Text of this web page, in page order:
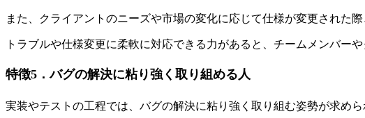
また、クライアントのニーズや市場の変化に応じて仕様が変更された
トラブルや仕様変更に柔軟に対応できる力があると、チームメンバー
特徴5．バグの解決に粘り強く取り組める人
実装やテストの工程では、バグの解決に粘り強く取り組む姿勢が求めら